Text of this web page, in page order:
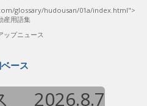
glossary/hudousan/01a/index.html">
産用語集
ップニュース
ース
2026.8.7